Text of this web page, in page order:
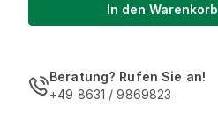
In den Warenkorb
Beratung? Rufen Sie an!
+49 8631 / 9869823